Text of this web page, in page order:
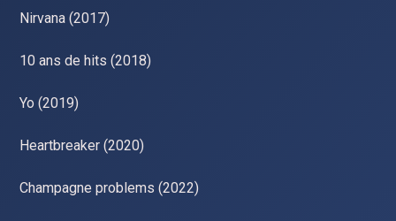
Nirvana (2017)
10 ans de hits (2018)
Yo (2019)
Heartbreaker (2020)
Champagne problems (2022)